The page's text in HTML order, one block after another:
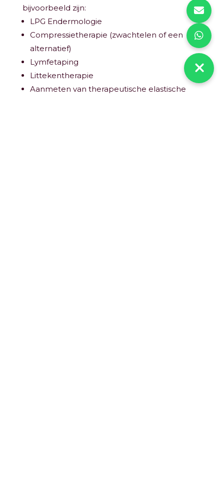
bijvoorbeeld zijn:
LPG Endermologie
Compressietherapie (zwachtelen of een
alternatief)
Lymfetaping
Littekentherapie
Aanmeten van therapeutische elastische